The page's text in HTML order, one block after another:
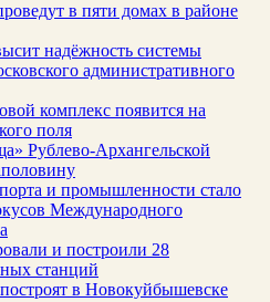
в пяти домах в районе
надёжность системы
административного
комплекс появится на
поля
Рублево-Архангельской
и промышленности стало
Международного
и построили 28
станций
в Новокуйбышевске